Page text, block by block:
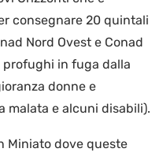
consegnare 20 quintali
Nord Ovest e Conad
profughi in fuga dalla
donne e
malata e alcuni disabili).
Miniato dove queste